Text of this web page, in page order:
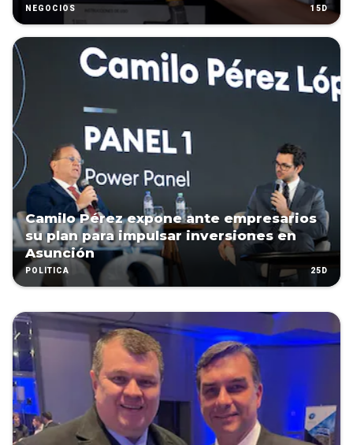
NEGOCIOS 15D
Camilo Pérez expone ante empresarios
su plan para impulsar inversiones en
Asunción
POLÍTICA 25D